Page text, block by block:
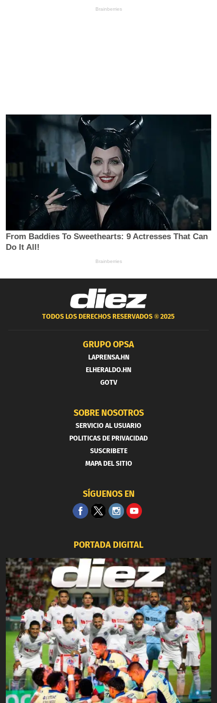
TODOS LOS DERECHOS RESERVADOS ®2025
GRUPO OPSA
LAPRENSA.HN
ELHERALDO.HN
GOTV
SOBRE NOSOTROS
SERVICIO AL USUARIO
POLITICAS DE PRIVACIDAD
SUSCRIBETE
MAPA DEL SITIO
SÍGUENOS EN
PORTADA DIGITAL